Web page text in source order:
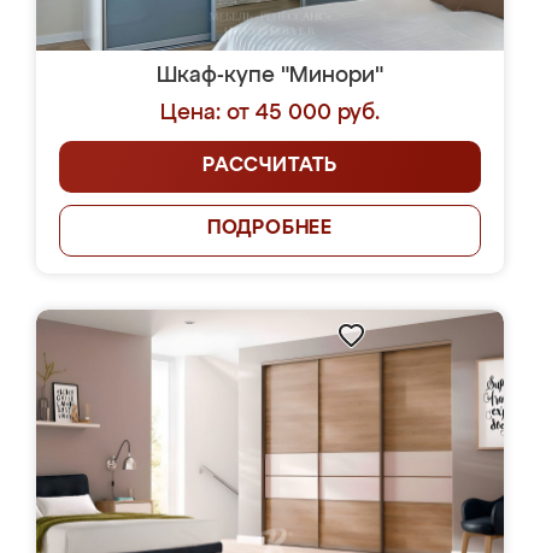
Шкаф-купе "Минори"
Цена: от 45 000 руб.
РАССЧИТАТЬ
ПОДРОБНЕЕ